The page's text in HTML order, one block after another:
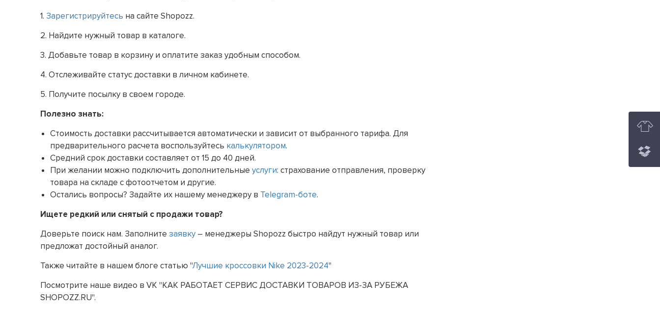
1. Зарегистрируйтесь на сайте Shopozz.
2. Найдите нужный товар в каталоге.
3. Добавьте товар в корзину и оплатите заказ удобным способом.
4. Отслеживайте статус доставки в личном кабинете.
5. Получите посылку в своем городе.
Полезно знать:
Стоимость доставки рассчитывается автоматически и зависит от выбранного тарифа. Для
предварительного расчета воспользуйтесь калькулятором.
Средний срок доставки составляет от 15 до 40 дней.
При желании можно подключить дополнительные услуги: страхование отправления, проверку
товара на складе с фотоотчетом и другие.
Остались вопросы? Задайте их нашему менеджеру в Telegram-боте.
Ищете редкий или снятый с продажи товар?
Доверьте поиск нам. Заполните заявку – менеджеры Shopozz быстро найдут нужный товар или
предложат достойный аналог.
Также читайте в нашем блоге статью "Лучшие кроссовки Nike 2023-2024"
Посмотрите наше видео в VK "КАК РАБОТАЕТ СЕРВИС ДОСТАВКИ ТОВАРОВ ИЗ-ЗА РУБЕЖА
SHOPOZZ.RU".